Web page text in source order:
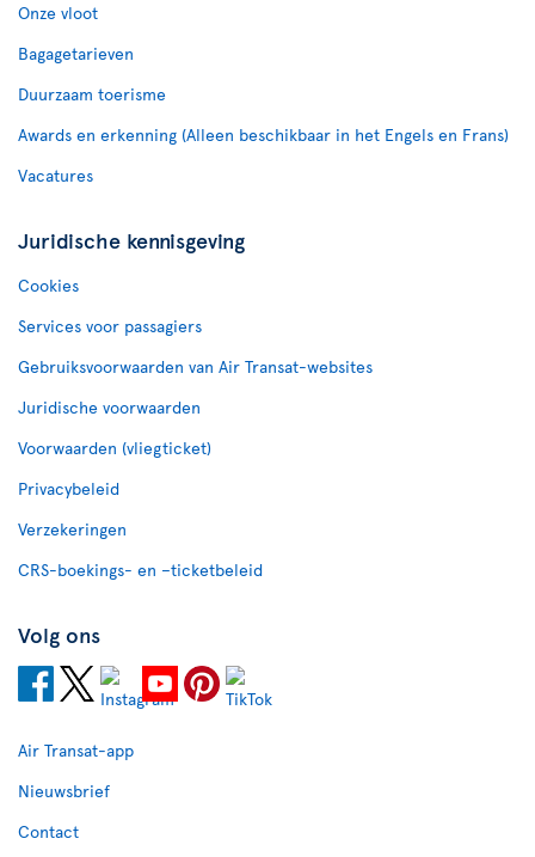
Onze vloot
Bagagetarieven
Duurzaam toerisme
Awards en erkenning (Alleen beschikbaar in het Engels en Frans)
Vacatures
Juridische kennisgeving
Cookies
Services voor passagiers
Gebruiksvoorwaarden van Air Transat-websites
Juridische voorwaarden
Voorwaarden (vliegticket)
Privacybeleid
Verzekeringen
CRS-boekings- en –ticketbeleid
Volg ons
Air Transat-app
Nieuwsbrief
Contact